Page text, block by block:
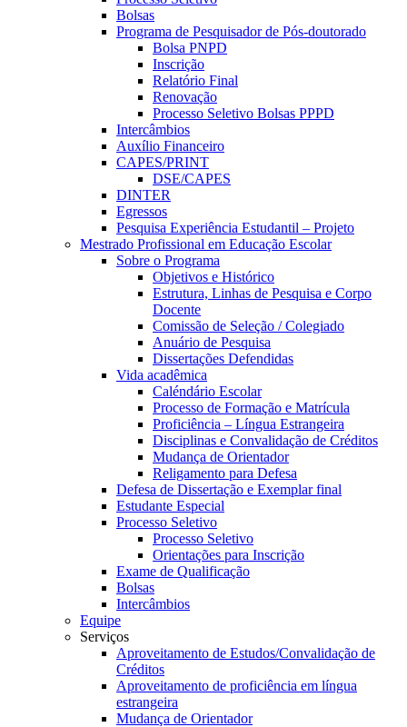
Bolsas
Programa de Pesquisador de Pós-doutorado
Bolsa PNPD
Inscrição
Relatório Final
Renovação
Processo Seletivo Bolsas PPPD
Intercâmbios
Auxílio Financeiro
CAPES/PRINT
DSE/CAPES
DINTER
Egressos
Pesquisa Experiência Estudantil – Projeto
Mestrado Profissional em Educação Escolar
Sobre o Programa
Objetivos e Histórico
Estrutura, Linhas de Pesquisa e Corpo
Docente
Comissão de Seleção / Colegiado
Anuário de Pesquisa
Dissertações Defendidas
Vida acadêmica
Caléndário Escolar
Processo de Formação e Matrícula
Proficiência – Língua Estrangeira
Disciplinas e Convalidação de Créditos
Mudança de Orientador
Religamento para Defesa
Defesa de Dissertação e Exemplar final
Estudante Especial
Processo Seletivo
Processo Seletivo
Orientações para Inscrição
Exame de Qualificação
Bolsas
Intercâmbios
Equipe
Serviços
Aproveitamento de Estudos/Convalidação de
Créditos
Aproveitamento de proficiência em língua
estrangeira
Mudança de Orientador